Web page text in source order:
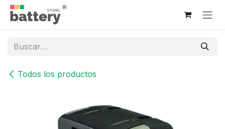
Ir al contenido
Todos los productos